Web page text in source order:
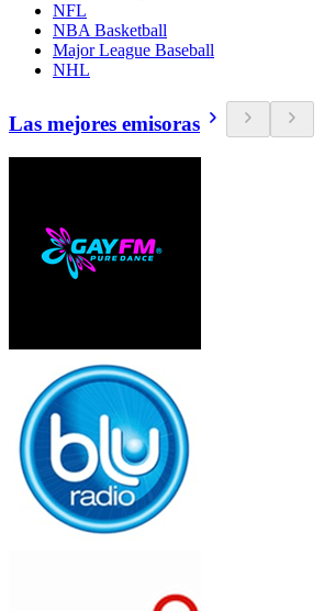
NFL
NBA Basketball
Major League Baseball
NHL
Las mejores emisoras